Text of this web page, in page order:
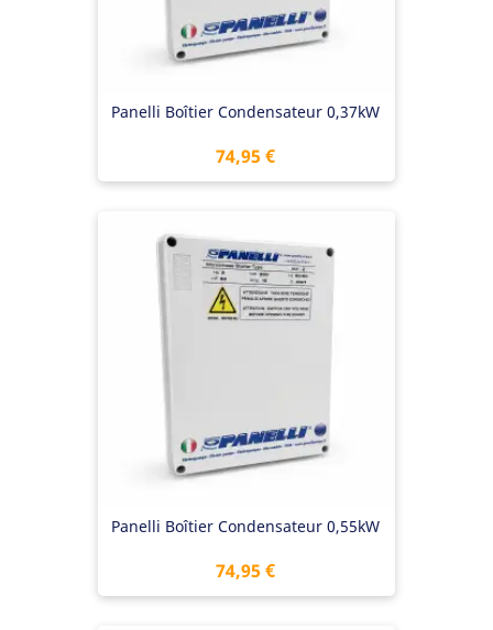
Panelli Boîtier Condensateur 0,37kW
Prix
74,95 €
Panelli Boîtier Condensateur 0,55kW
Prix
74,95 €